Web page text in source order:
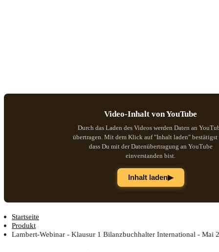
Video-Inhalt von YouTube
Durch das Laden des Videos werden Daten an
übertragen. Mit dem Klick auf "Inhalt laden" bestätigst
dass Du mit der Datenübertragung an YouTube
einverstanden bist.
Inhalt laden▶
Startseite
Produkt
Lambert-Webinar - Klausur 1 Bilanzbuchhalter International - Mai